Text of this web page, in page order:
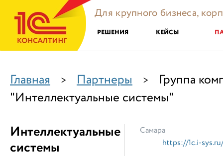
Для крупного бизнеса,
РЕШЕНИЯ КЕЙСЫ
Главная > Партнеры >
Группа
"Интеллектуальные системы"
Интеллектуальные
системы
Самара
https://1c.i-sys.ru/